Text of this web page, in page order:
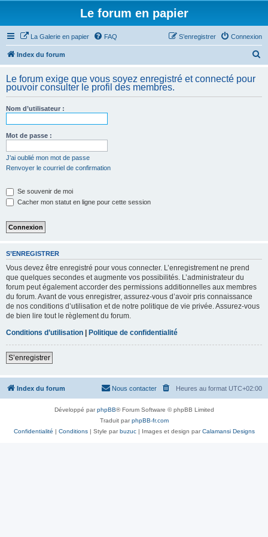
Le forum en papier
La Galerie en papier FAQ Connexion
S’enregistrer
Index du forum
h
Le forum exige que vous soyez enregistré et connecté pour
pouvoir consulter le profil des membres.
Nom d’utilisateur :
Mot de passe :
J’ai oublié mon mot de passe
Renvoyer le courriel de confirmation
Se souvenir de moi
Cacher mon statut en ligne pour cette session
S’ENREGISTRER
Vous devez être enregistré pour vous connecter. L’enregistrement ne prend
que quelques secondes et augmente vos possibilités. L’administrateur du
forum peut également accorder des permissions additionnelles aux membres
du forum. Avant de vous enregistrer, assurez-vous d’avoir pris connaissance
de nos conditions d’utilisation et de notre politique de vie privée. Assurez-vous
de bien lire tout le règlement du forum.
Conditions d’utilisation | Politique de confidentialité
S’enregistrer
Index du forum Heures au format UTC+02:00
Nous contacter
Développé parphpBB® Forum Software © phpBB Limited
Traduit parphpBB-fr.com
Confidentialité | Conditions| Style parbuzuc| Images et design parCalamansi Designs